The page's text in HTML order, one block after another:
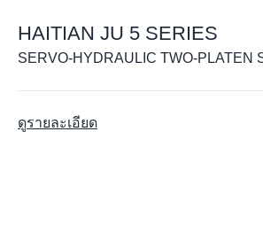
HAITIAN JU 5 SERIES
SERVO-HYDRAULIC TWO-PLATEN
ดูรายละเอียด